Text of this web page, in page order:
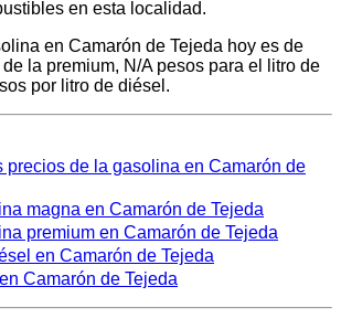
en esta localidad.
en Camarón de Tejeda hoy es de
la premium, N/A pesos para el litro de
por litro de diésel.
precios de la gasolina en Camarón de
magna en Camarón de Tejeda
premium en Camarón de Tejeda
en Camarón de Tejeda
Camarón de Tejeda